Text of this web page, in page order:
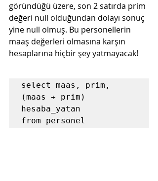
göründüğü üzere, son 2 satırda prim
değeri null olduğundan dolayı sonuç
yine null olmuş. Bu personellerin
maaş değerleri olmasına karşın
hesaplarına hiçbir şey yatmayacak!
select maas, prim,
(maas + prim)
hesaba_yatan
from personel